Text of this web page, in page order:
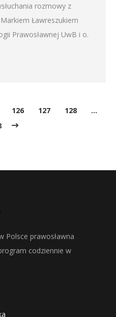
rozmowy z
Ławreszukiem
Prawosławnej UwB i o.
126 127 128
…
Polsce prawosławna
codziennie w